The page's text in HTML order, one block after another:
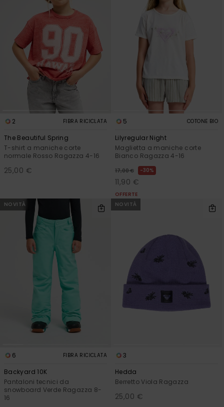
2 FIBRA RICICLATA
The Beautiful Spring
T-shirt a maniche corte
normale Rosso Ragazza 4-16
25,00 €
5 COTONE BIO
Lilyregular Night
Maglietta a maniche corte
Bianco Ragazza 4-16
17,00 € 30%
11,90 €
OFFERTE
NOVITÀ
6 FIBRA RICICLATA
Backyard 10K
Pantaloni tecnici da
snowboard Verde Ragazza 8-
16
NOVITÀ
3
Hedda
Berretto Viola Ragazza
25,00 €